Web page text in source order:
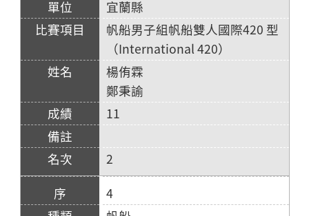
宜蘭縣
帆船男子組帆船雙人國際420 型
（International 420）
楊侑霖
鄭秉諭
11
2
4